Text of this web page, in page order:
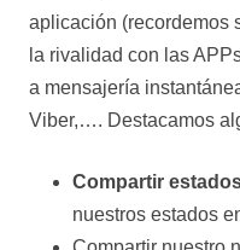
aplicación (recordemos
la rivalidad con las
a mensajería
Viber,…. Destacamos
Compartir
nuestros estados